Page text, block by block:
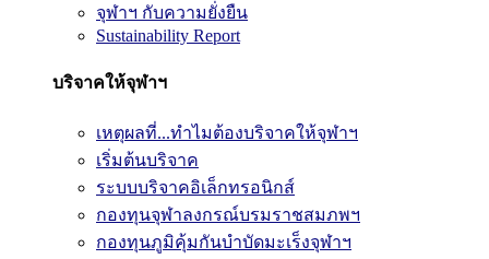
จุฬาฯ กับความยั่งยืน
Sustainability Report
บริจาคให้จุฬาฯ
เหตุผลที่...ทำไมต้องบริจาคให้จุฬาฯ
เริ่มต้นบริจาค
ระบบบริจาคอิเล็กทรอนิกส์
กองทุนจุฬาลงกรณ์บรมราชสมภพฯ
กองทุนภูมิคุ้มกันบำบัดมะเร็งจุฬาฯ